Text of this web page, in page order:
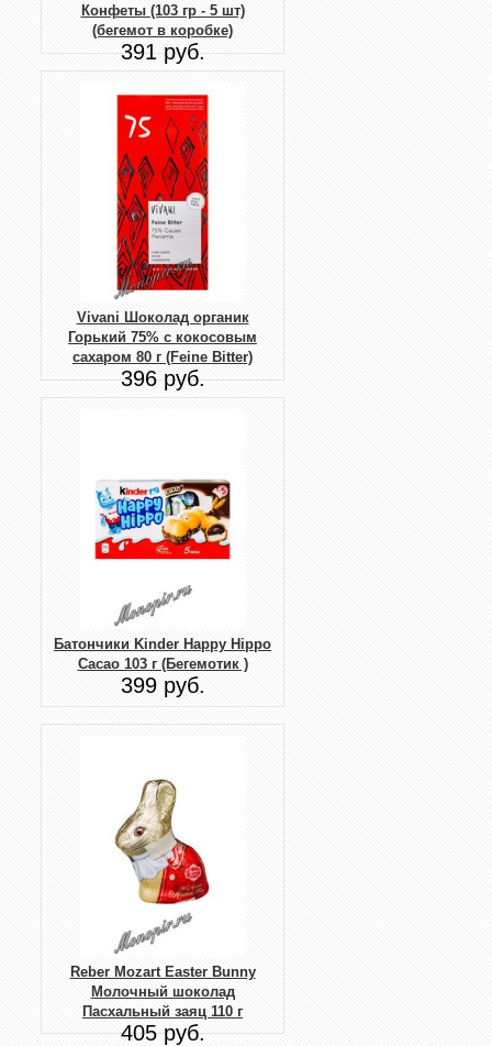
Конфеты (103 гр - 5 шт)
(бегемот в коробке)
391 руб.
Vivani Шоколад органик
Горький 75% с кокосовым
сахаром 80 г (Feine Bitter)
396 руб.
Батончики Kinder Happy Hippo
Cacao 103 г (Бегемотик )
399 руб.
Reber Mozart Easter Bunny
Молочный шоколад
Пасхальный заяц 110 г
405 руб.